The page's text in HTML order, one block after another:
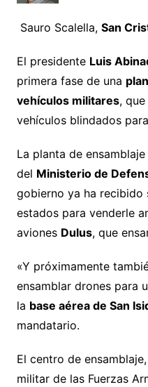
Sauro Scalella, San
El presidente Luis
primera fase de una
vehículos militares,
vehículos blindados
La planta de
del Ministerio de
gobierno ya ha
estados para venderle
aviones Dulus, que
«Y próximamente
ensamblar drones para
la base aérea de San
mandatario.
El centro de
militar de las Fuerzas